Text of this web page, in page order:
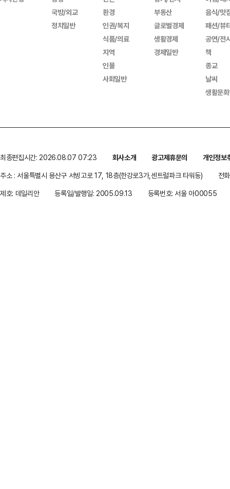
국방/외교
정치일반
환경
인권/복지
식품/의료
지역
인물
사회일반
부동산
글로벌경제
생활경제
경제일반
음식/맛
패션/뷰
공연/전
책
종교
날씨
생활문
최종편집시간: 2026.08.07 07:23 회사소개 광고제휴문의
개인정보
주소 : 서울특별시 용산구 서빙고로 17, 18층(한강로3가,센트럴파크 타워동)
전
제호: 데일리안
등록일/발행일: 2005.09.13 등록번호: 서울 아00055